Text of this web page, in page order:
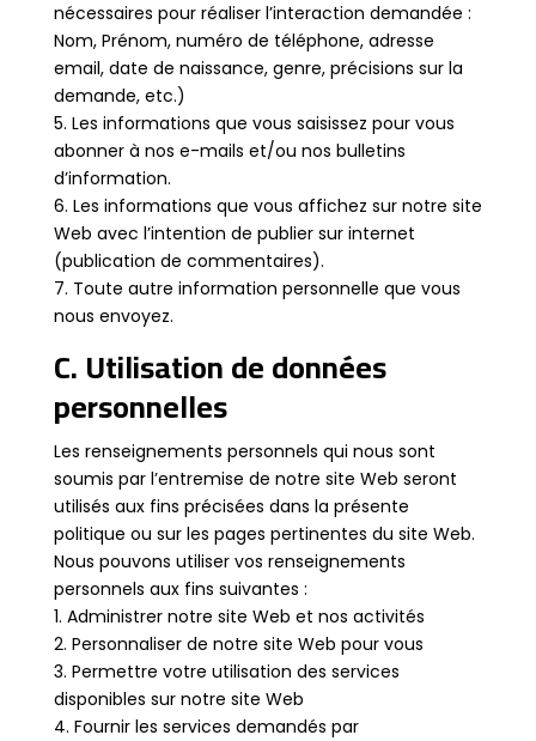
nécessaires pour réaliser l’interaction demandée :
Nom, Prénom, numéro de téléphone, adresse
email, date de naissance, genre, précisions sur la
demande, etc.)
5. Les informations que vous saisissez pour vous
abonner à nos e-mails et/ou nos bulletins
d’information.
6. Les informations que vous affichez sur notre site
Web avec l’intention de publier sur internet
(publication de commentaires).
7. Toute autre information personnelle que vous
nous envoyez.
C. Utilisation de données
personnelles
Les renseignements personnels qui nous sont
soumis par l’entremise de notre site Web seront
utilisés aux fins précisées dans la présente
politique ou sur les pages pertinentes du site Web.
Nous pouvons utiliser vos renseignements
personnels aux fins suivantes :
1. Administrer notre site Web et nos activités
2. Personnaliser de notre site Web pour vous
3. Permettre votre utilisation des services
disponibles sur notre site Web
4. Fournir les services demandés par